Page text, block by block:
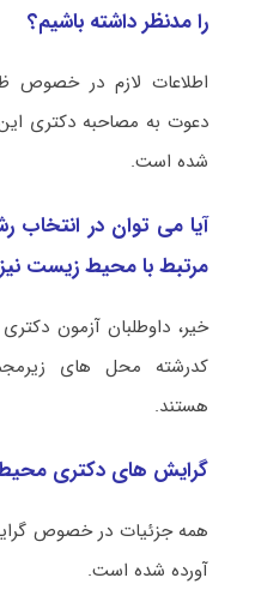
را مدنظر داشته باشیم؟
اطلاعات لازم در خصوص
دعوت به مصاحبه دکتری
شده است.
آیا می توان در انتخاب
مرتبط با محیط‌ زیست
خیر، داوطلبان آزمون
کدرشته محل های
هستند.
گرایش های دکتری
همه جزئیات در خصوص
آورده شده است.